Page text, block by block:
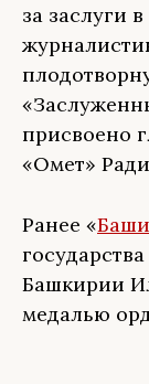
за заслуги
присвоено
«Омет»
Ранее «
Башкирии
медалью